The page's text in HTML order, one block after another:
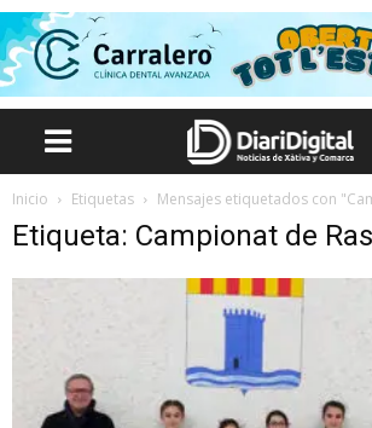
Inicio Etiquetas Mensajes etiquetados con
Etiqueta: Campionat de